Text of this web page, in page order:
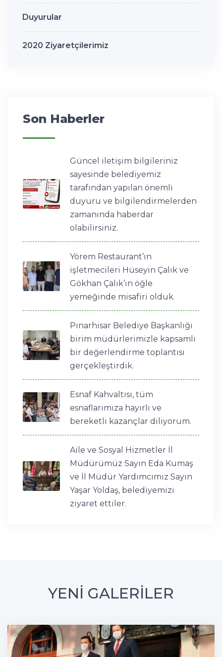
Duyurular
2020 Ziyaretçilerimiz
Son Haberler
Güncel iletişim bilgileriniz
sayesinde belediyemiz
tarafından yapılan önemli
duyuru ve bilgilendirmelerden
zamanında haberdar
olabilirsiniz.
Yörem Restaurant’ın
işletmecileri Hüseyin Çalık ve
Gökhan Çalık’ın öğle
yemeğinde misafiri olduk.
Pınarhisar Belediye Başkanlığı
birim müdürlerimizle kapsamlı
bir değerlendirme toplantısı
gerçekleştirdik.
Esnaf Kahvaltısı, tüm
esnaflarımıza hayırlı ve
bereketli kazançlar diliyorum.
Aile ve Sosyal Hizmetler İl
Müdürümüz Sayın Eda Kumaş
ve İl Müdür Yardımcımız Sayın
Yaşar Yoldaş, belediyemizi
ziyaret ettiler.
YENİ GALERİLER